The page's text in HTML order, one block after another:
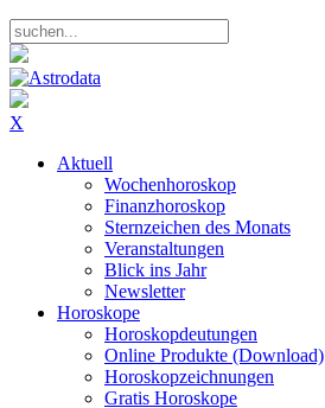
X
Aktuell
Wochenhoroskop
Finanzhoroskop
Sternzeichen des Monats
Veranstaltungen
Blick ins Jahr
Newsletter
Horoskope
Horoskopdeutungen
Online Produkte (Download)
Horoskopzeichnungen
Gratis Horoskope